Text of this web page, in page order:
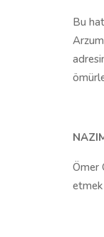
Bu
Ömer
etmek